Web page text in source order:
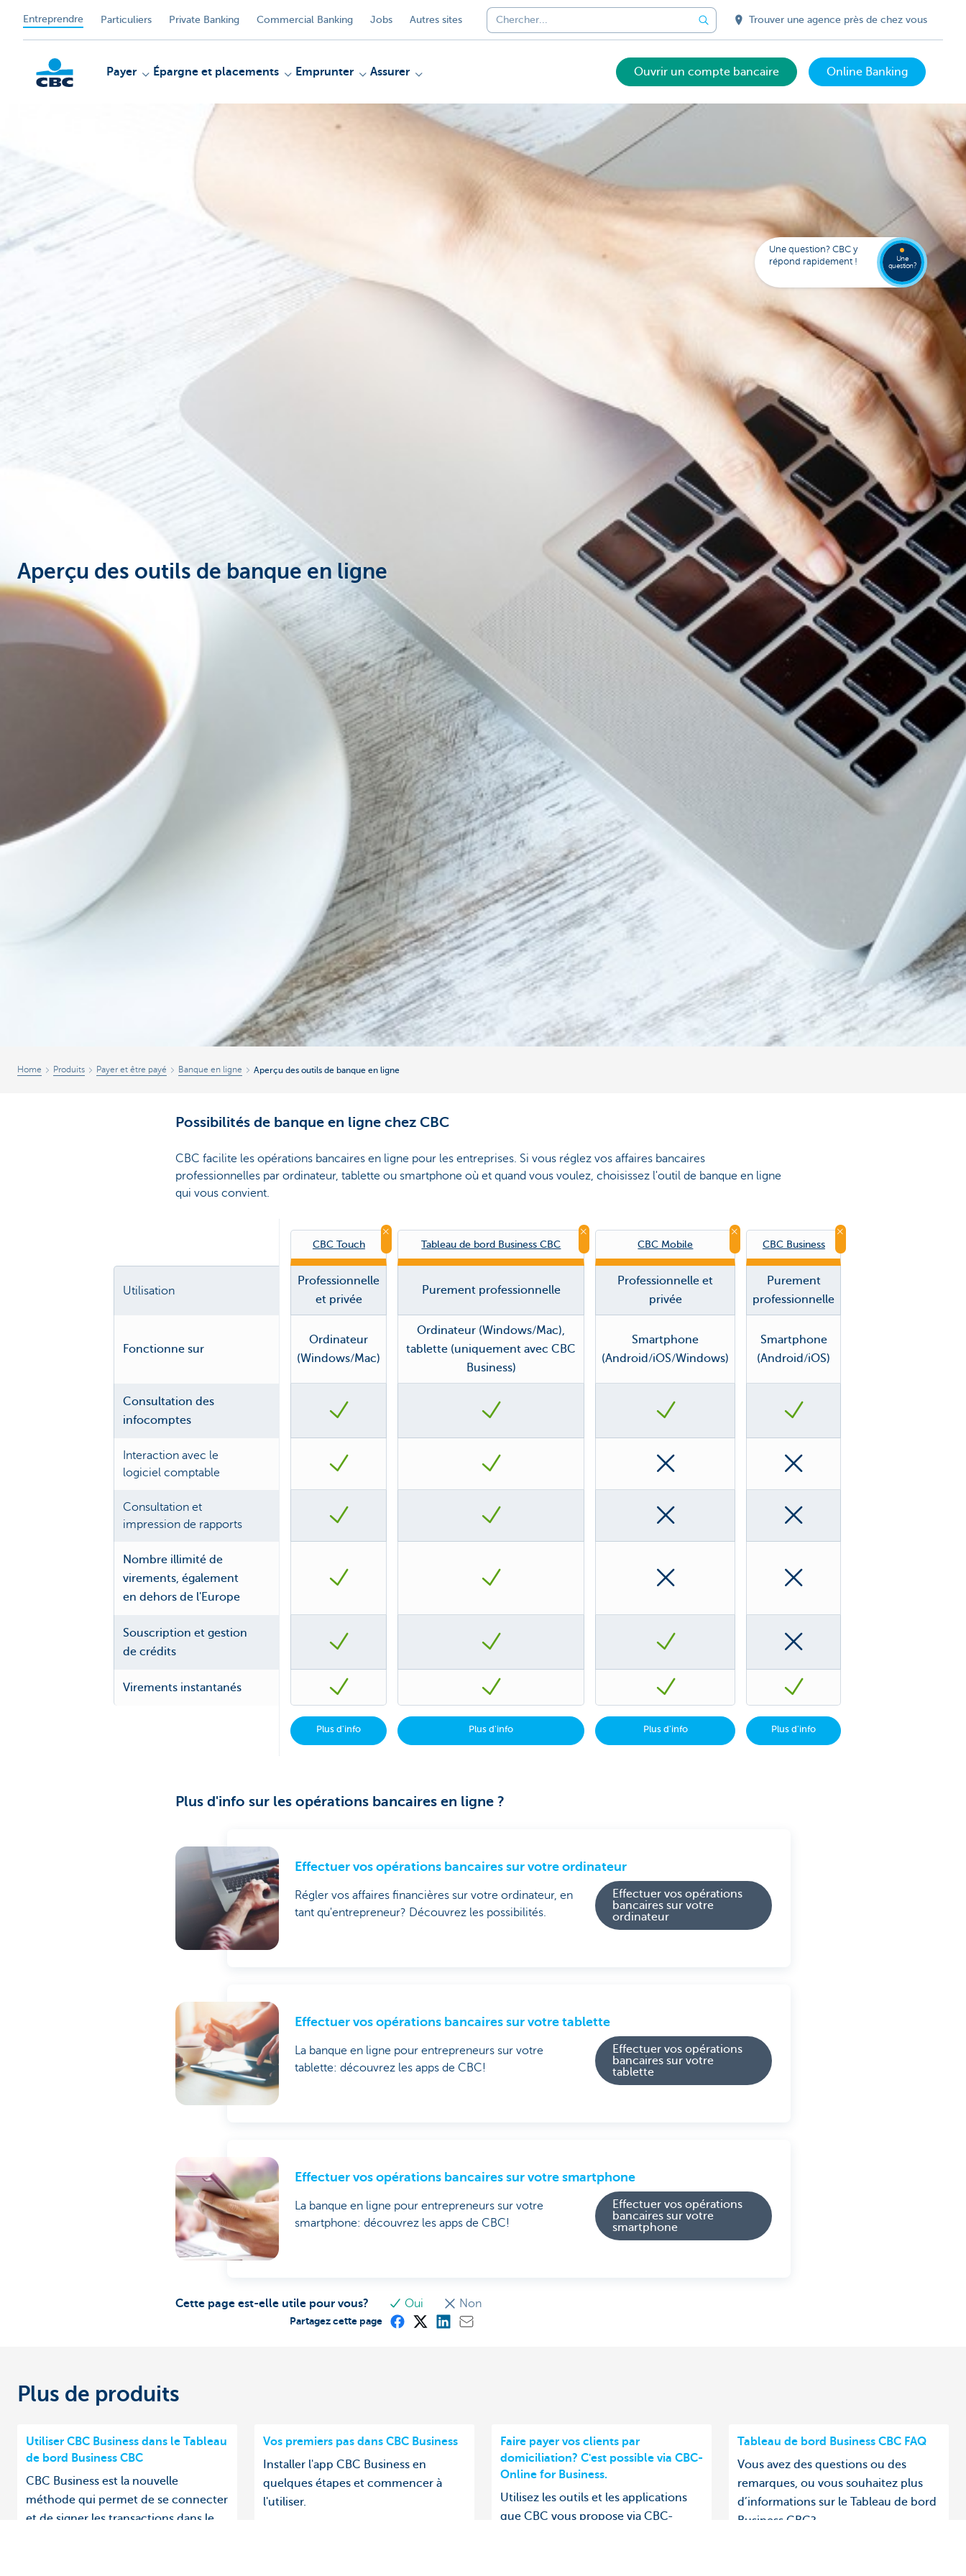
Entreprendre Particuliers Private Banking Commercial Banking Jobs Autres sites Trouver une agence près de chez vous
Payer Épargne et placements Emprunter Assurer Ouvrir un compte bancaire Online Banking
Aperçu des outils de banque en ligne
Home Produits Payer et être payé Banque en ligne Aperçu des outils de banque en ligne
Possibilités de banque en ligne chez CBC
CBC facilite les opérations bancaires en ligne pour les entreprises. Si vous réglez vos affaires bancaires
professionnelles par ordinateur, tablette ou smartphone où et quand vous voulez, choisissez l'outil de banque en ligne
qui vous convient.
Utilisation
Fonctionne sur
Consultation des
infocomptes
Interaction avec le
logiciel comptable
Consultation et
impression de rapports
Nombre illimité de
virements, également
en dehors de l'Europe
Souscription et gestion
de crédits
Virements instantanés
CBC Touch Tableau de bord Business CBC CBC Mobile CBC Business
Professionnelle
et privée
Purement professionnelle
Professionnelle et
privée
Purement
professionnelle
Ordinateur
(Windows/Mac)
Ordinateur (Windows/Mac),
tablette (uniquement avec CBC
Business)
Smartphone
(Android/iOS/Windows)
Smartphone
(Android/iOS)
Plus d'info Plus d'info Plus d'info Plus d'info
Plus d'info sur les opérations bancaires en ligne ?
Effectuer vos opérations bancaires sur votre ordinateur
Régler vos affaires financières sur votre ordinateur, en
tant qu'entrepreneur? Découvrez les possibilités.
Effectuer vos opérations
bancaires sur votre
ordinateur
Effectuer vos opérations bancaires sur votre tablette
La banque en ligne pour entrepreneurs sur votre
tablette: découvrez les apps de CBC!
Effectuer vos opérations
bancaires sur votre
tablette
Effectuer vos opérations bancaires sur votre smartphone
La banque en ligne pour entrepreneurs sur votre
smartphone: découvrez les apps de CBC!
Effectuer vos opérations
bancaires sur votre
smartphone
Cette page est-elle utile pour vous? Oui Non
Partagez cette page
Plus de produits
Utiliser CBC Business dans le Tableau
de bord Business CBC
CBC Business est la nouvelle
méthode qui permet de se connecter
et de signer les transactions dans le
Vos premiers pas dans CBC Business
Installer l'app CBC Business en
quelques étapes et commencer à
l'utiliser.
Faire payer vos clients par
domiciliation? C'est possible via CBC-
Online for Business.
Utilisez les outils et les applications
que CBC vous propose via CBC-
Tableau de bord Business CBC FAQ
Vous avez des questions ou des
remarques, ou vous souhaitez plus
d’informations sur le Tableau de bord
Business CBC?
Une question? CBC y
répond rapidement !
Une
question?
FAQ
une
agence